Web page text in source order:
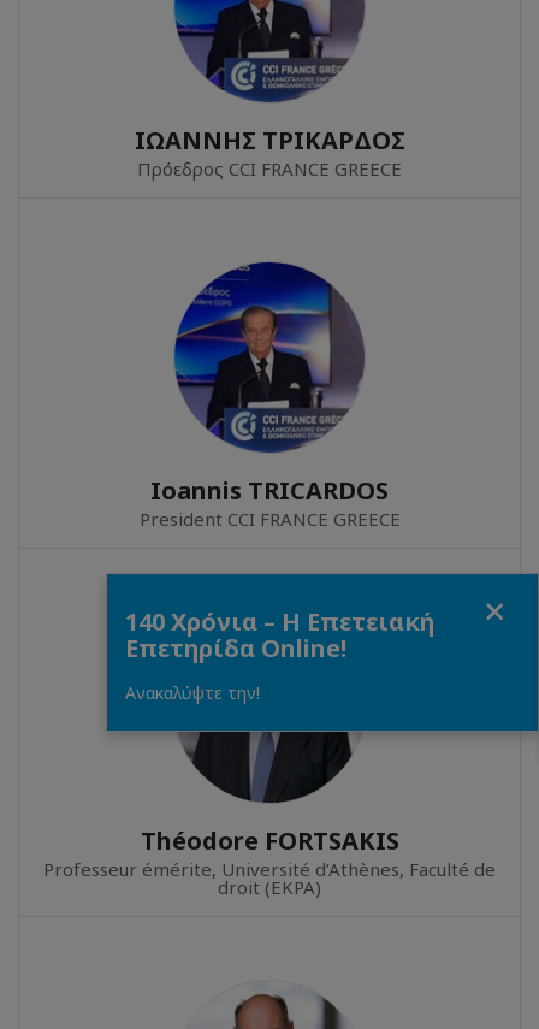
ΙΩΑΝΝΗΣ ΤΡΙΚΑΡΔΟΣ
Πρόεδρος CCI FRANCE GREECE
Ioannis TRICARDOS
President CCI FRANCE GREECE
Théodore FORTSAKIS
Professeur émérite, Université d’Athènes, Faculté de
droit (EKPA)
140 Χρόνια – Η Επετειακή
Επετηρίδα Online!
Ανακαλύψτε την!